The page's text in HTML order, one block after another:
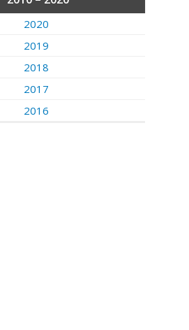
2020
2019
2018
2017
2016